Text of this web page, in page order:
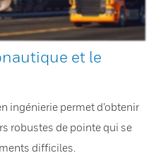
et le
ingénierie permet d’obtenir
robustes de pointe qui se
difficiles.